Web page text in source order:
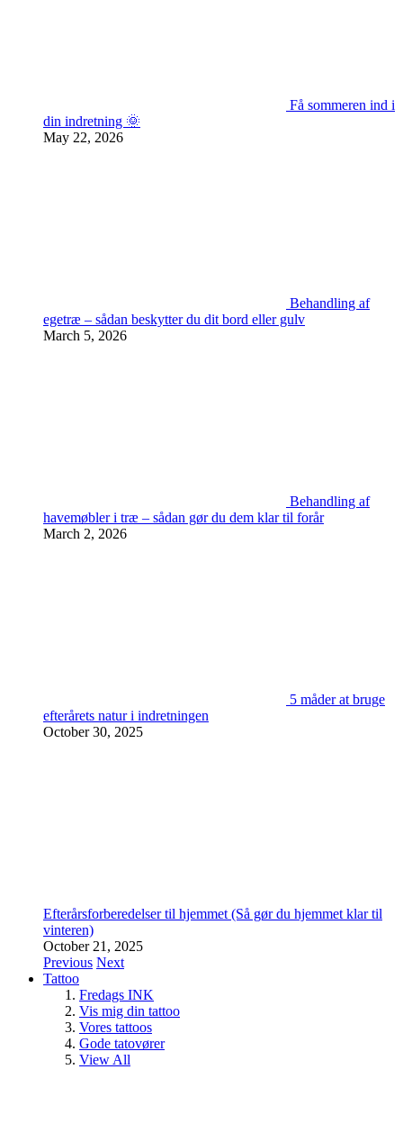
Få sommeren ind i
din indretning 🌞
May 22, 2026
Behandling af
egetræ – sådan beskytter du dit bord eller gulv
March 5, 2026
Behandling af
havemøbler i træ – sådan gør du dem klar til forår
March 2, 2026
5 måder at bruge
efterårets natur i indretningen
October 30, 2025
Efterårsforberedelser til hjemmet (Så gør du hjemmet klar til
vinteren)
October 21, 2025
Previous Next
Tattoo
Fredags INK
Vis mig din tattoo
Vores tattoos
Gode tatovører
View All